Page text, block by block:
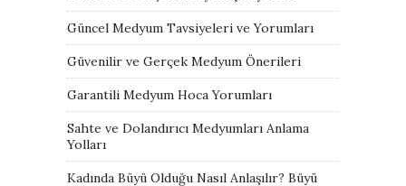
Güncel Medyum Tavsiyeleri ve Yorumları
Güvenilir ve Gerçek Medyum Önerileri
Garantili Medyum Hoca Yorumları
Sahte ve Dolandırıcı Medyumları Anlama
Yolları
Kadında Büyü Olduğu Nasıl Anlaşılır? Büyü